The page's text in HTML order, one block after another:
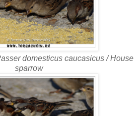
domesticus caucasicus / House
sparrow